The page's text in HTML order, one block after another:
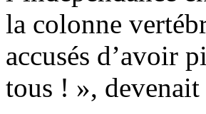
la colonne
accusés d’avoir
tous ! »,